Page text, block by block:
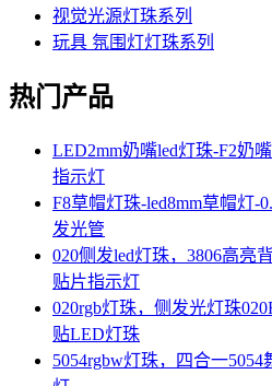
视觉光源灯珠系列
玩具 氛围灯灯珠系列
热门产品
LED2mm奶嘴led灯珠-F2奶
指示灯
F8草帽灯珠-led8mm草帽灯-
发光管
020侧发led灯珠，3806高亮
贴片指示灯
020rgb灯珠，侧发光灯珠
贴LED灯珠
5054rgbw灯珠，四合一